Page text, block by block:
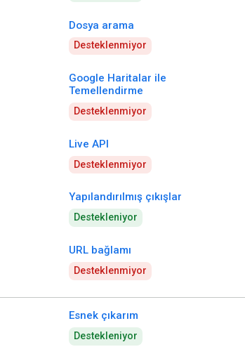
Dosya arama
Desteklenmiyor
Google Haritalar ile
Temellendirme
Desteklenmiyor
Live API
Desteklenmiyor
Yapılandırılmış çıkışlar
Destekleniyor
URL bağlamı
Desteklenmiyor
Esnek çıkarım
Destekleniyor